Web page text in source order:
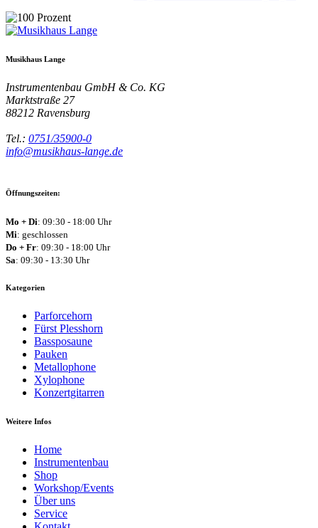
Musikhaus Lange
Instrumentenbau GmbH & Co. KG
Marktstraße 27
88212 Ravensburg
Tel.: 0751/35900-0
info@musikhaus-lange.de
Öffnungszeiten:
Mo + Di: 09:30 - 18:00 Uhr
Mi: geschlossen
Do + Fr: 09:30 - 18:00 Uhr
Sa: 09:30 - 13:30 Uhr
Kategorien
Parforcehorn
Fürst Plesshorn
Bassposaune
Pauken
Metallophone
Xylophone
Konzertgitarren
Weitere Infos
Home
Instrumentenbau
Shop
Workshop/Events
Über uns
Service